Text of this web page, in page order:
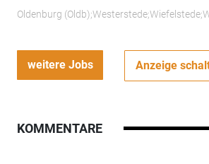
Oldenburg
weitere Jobs Anzeige
KOMMENTARE